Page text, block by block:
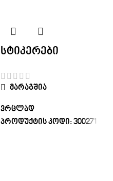
სტიკერები
მარაგშია
ვრცლად
პროდუქტის კოდი:300271